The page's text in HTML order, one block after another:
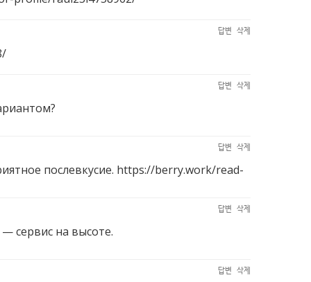
답변 삭제
답변 삭제
답변 삭제
послевкусие. https://berry.work/read-
답변 삭제
сервис на высоте.
답변 삭제